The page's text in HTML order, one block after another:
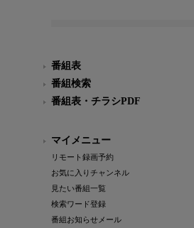
番組表
番組検索
番組表・チラシPDF
マイメニュー
リモート録画予約
お気に入りチャンネル
見たい番組一覧
検索ワード登録
番組お知らせメール